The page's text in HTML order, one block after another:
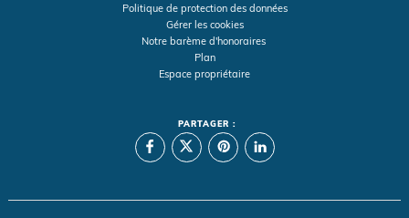
Politique de protection des données
Gérer les cookies
Notre barème d'honoraires
Plan
Espace propriétaire
PARTAGER :